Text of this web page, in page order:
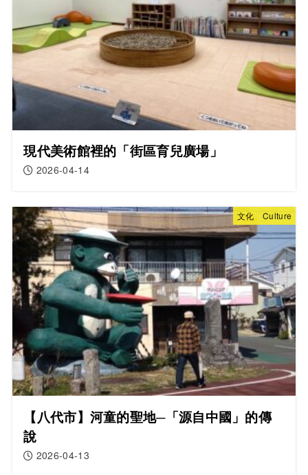
現代美術館裡的「街區育兒廣場」
2026-04-14
文化 Culture
【八代市】河童的聖地─「源自中國」的傳
說
2026-04-13